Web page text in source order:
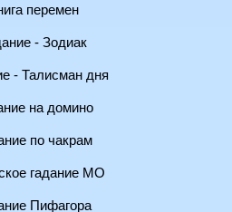
перемен
- Зодиак
- Талисман дня
на домино
по чакрам
гадание МО
Пифагора